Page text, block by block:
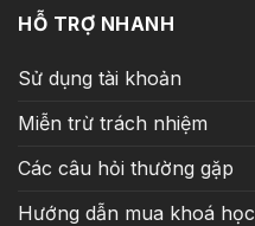
HỖ TRỢ NHANH
Sử dụng tài khoản
Miễn trừ trách nhiệm
Các câu hỏi thường gặp
Hướng dẫn mua khoá học